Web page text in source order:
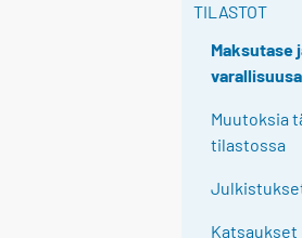
TILASTOT
Maksutase
Muutoksia
tilastossa
Katsaukset